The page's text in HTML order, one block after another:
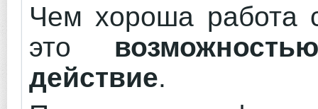
Чем хороша работа
это
действие.